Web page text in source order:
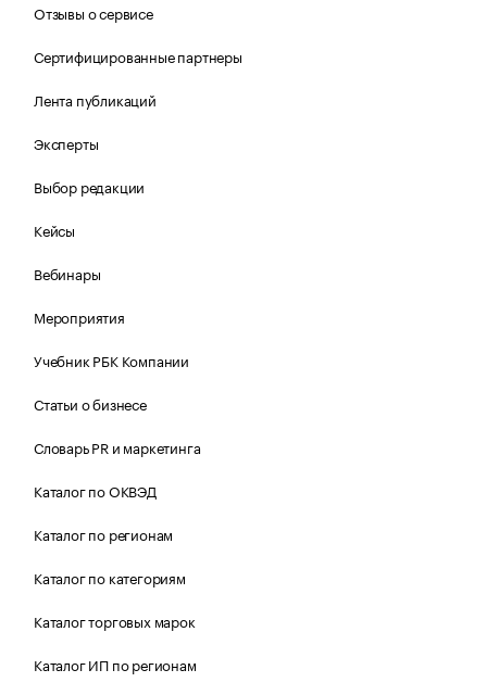
Отзывы о сервисе
Сертифицированные партнеры
Лента публикаций
Эксперты
Выбор редакции
Кейсы
Вебинары
Мероприятия
Учебник РБК Компании
Статьи о бизнесе
Словарь PR и маркетинга
Каталог по ОКВЭД
Каталог по регионам
Каталог по категориям
Каталог торговых марок
Каталог ИП по регионам